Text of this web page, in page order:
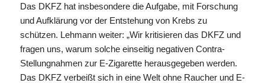
Das DKFZ hat insbesondere die Aufgabe, mit Forschung
und Aufklärung vor der Entstehung von Krebs zu
schützen. Lehmann weiter: „Wir kritisieren das DKFZ und
fragen uns, warum solche einseitig negativen Contra-
Stellungnahmen zur E-Zigarette herausgegeben werden.
Das DKFZ verbeißt sich in eine Welt ohne Raucher und E-